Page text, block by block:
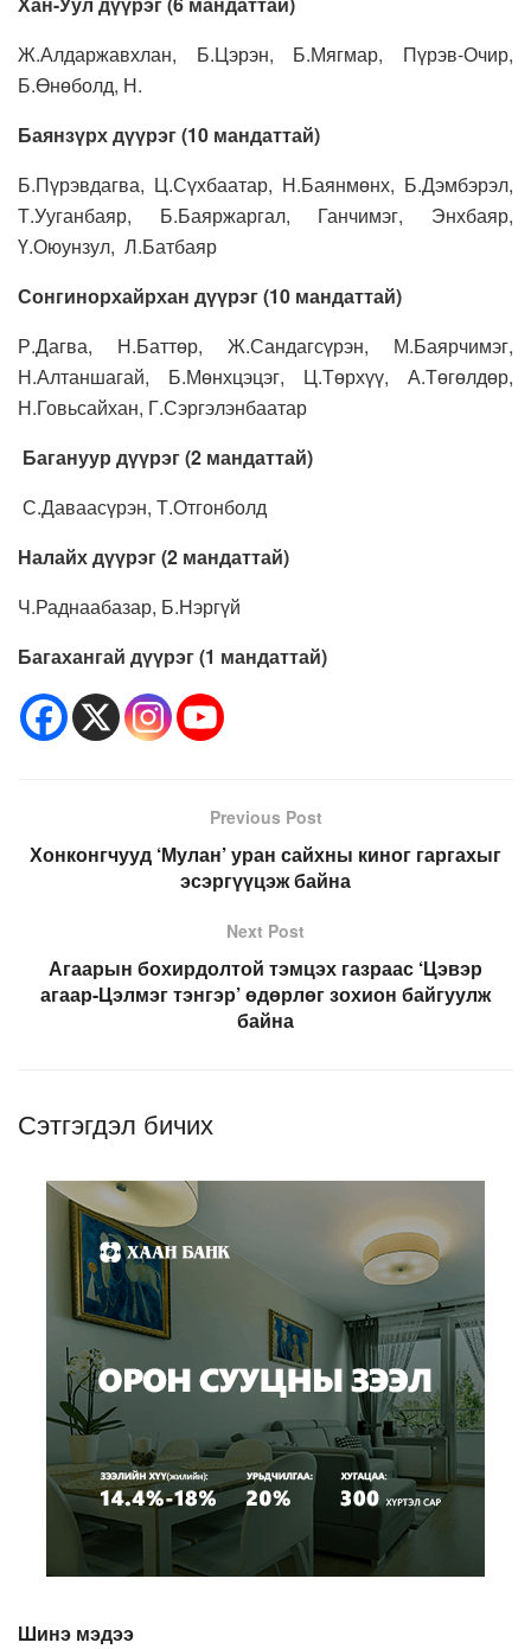
Ж.Алдаржавхлан, Б.Цэрэн, Б.Мягмар, Пүрэв-Очир,
Б.Өнөболд, Н.
Баянзүрх дүүрэг (10 мандаттай)
Б.Пүрэвдагва, Ц.Сүхбаатар, Н.Баянмөнх, Б.Дэмбэрэл,
Т.Ууганбаяр, Б.Баяржаргал, Ганчимэг, Энхбаяр,
Ү.Оюунзул, Л.Батбаяр
Сонгинорхайрхан дүүрэг (10 мандаттай)
Р.Дагва, Н.Баттөр, Ж.Сандагсүрэн, М.Баярчимэг,
Н.Алтаншагай, Б.Мөнхцэцэг, Ц.Төрхүү, А.Төгөлдөр,
Н.Говьсайхан, Г.Сэргэлэнбаатар
Багануур дүүрэг (2 мандаттай)
С.Даваасүрэн, Т.Отгонболд
Налайх дүүрэг (2 мандаттай)
Ч.Раднаабазар, Б.Нэргүй
Багахангай дүүрэг (1 мандаттай)
Previous Post
Хонконгчууд ‘Мулан’ уран сайхны киног гаргахыг
эсэргүүцэж байна
Next Post
Агаарын бохирдолтой тэмцэх газраас ‘Цэвэр
агаар-Цэлмэг тэнгэр’ өдөрлөг зохион байгуулж
байна
Сэтгэгдэл бичих
Шинэ мэдээ